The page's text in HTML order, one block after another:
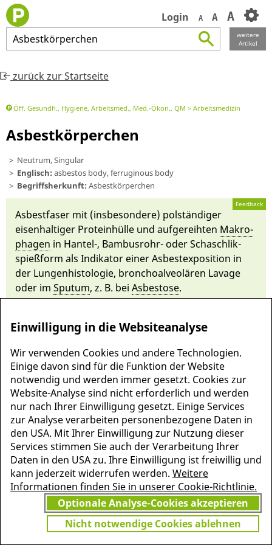
Login A A A
Asbestkörperchen
weitere
Artikel
zurück zur Startseite
Öff. Gesundh., Hygiene, Arbeitsmed., Med.-Ökon., QM Arbeitsmedizin
Asbestkörperchen
Neutrum, Singular
Englisch: asbestos body, ferruginous body
Begriffsherkunft: Asbestkörperchen
Feedback
As­best­faser mit (ins­besonde­re) polstän­diger
ei­senhaltiger Prote­in­hül­le und auf­gereih­ten Makro­
phagen in Hantel-, Bambus­rohr- oder Schasch­lik­
spieß­form als In­dikator ei­ner As­best­ex­positi­on in
der Lungenhis­tologie, bronchoalveolären Lavage
oder im Spu­tum, z. B. bei As­be­sto­se.
MEHR INFORMATIONEN
ZU PSCHYREMBEL
JETZT
GRATIS TESTEN
Vielen Dank für Ihr Interesse
Einwilligung in die Websiteanalyse
Wir verwenden Cookies und andere Technologien.
Einige davon sind für die Funktion der Website
notwendig und werden immer gesetzt. Cookies zur
Website-Analyse sind nicht erforderlich und werden
nur nach Ihrer Einwilligung gesetzt. Einige Services
zur Analyse verarbeiten personenbezogene Daten in
den USA. Mit Ihrer Einwilligung zur Nutzung dieser
Services stimmen Sie auch der Verarbeitung Ihrer
Daten in den USA zu. Ihre Einwilligung ist freiwillig und
kann jederzeit widerrufen werden. Weitere
Informationen finden Sie in unserer Cookie-Richtlinie.
Optionale Analyse-Cookies akzeptieren
Nicht notwendige Cookies ablehnen